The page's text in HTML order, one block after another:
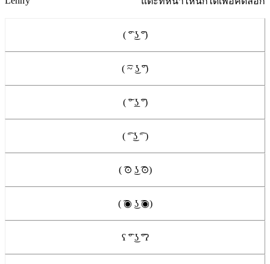
( ͡° ͜ʖ ͡°)
( ͡~ ͜ʖ ͡°)
( ͠° ͟ʖ ͡°)
( ͡ᵔ ͜ʖ ͡ᵔ )
( ͡⊙ ͜ʖ ͡⊙)
( ͡◉ ͜ʖ ͡◉)
ʕ ͡° ͜ʖ ͡°ʔ